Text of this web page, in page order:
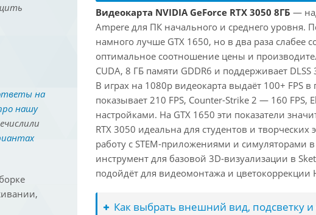
на
нашу
Видеокарта NVIDIA GeForce RTX 3050 8ГБ —
Ampere для ПК начального и среднего уровня.
намного лучше GTX 1650, но в два раза слабее
оптимальное соотношение цены и
CUDA, 8 ГБ памяти GDDR6 и поддерживает DLSS
В играх на 1080p видеокарта выдаёт 100+ FPS
показывает 210 FPS, Counter-Strike 2 — 160 FPS,
настройками. На GTX 1650 эти показатели
RTX 3050 идеальна для студентов и
работу с STEM-приложениями и симуляторами
инструмент для базовой 3D-визуализации в
подойдёт для видеомонтажа и цветокоррекции
Как выбрать внешний вид, подсветку